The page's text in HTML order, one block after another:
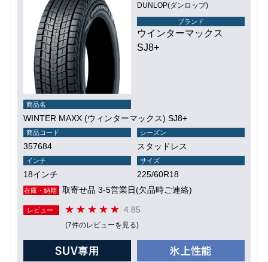
DUNLOP(ダンロップ)
ブランド
ウインターマックス
SJ8+
商品名
WINTER MAXX (ウィンターマックス) SJ8+
商品コード
357684
シーズン
スタッドレス
インチ
18インチ
サイズ
225/60R18
在庫・納期 取寄せ品 3-5営業日(欠品時ご連絡)
レビュー 4.85
(7件のレビューを見る)